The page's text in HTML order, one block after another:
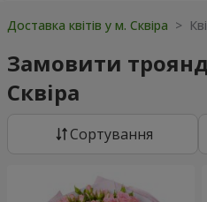
Доставка квітів у м. Сквіра >
Замовити
Сквіра
Сортування